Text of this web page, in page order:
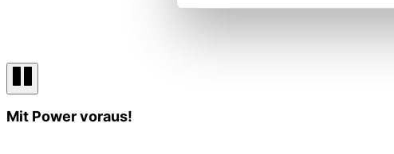
anhalten
Inhalt
Mit Power voraus!